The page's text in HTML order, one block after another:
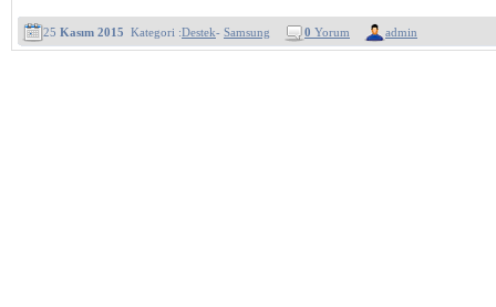
25 Kasım 2015 Kategori :Destek- Samsung 0 Yorum admin